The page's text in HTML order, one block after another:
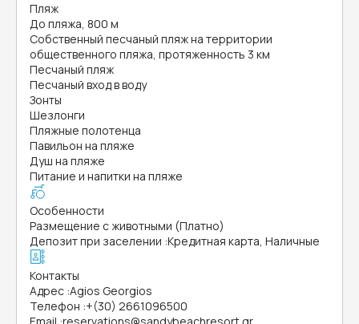
Пляж
До пляжа, 800 м
Собственный песчаный пляж на территории
общественного пляжа, протяженность 3 км
Песчаный пляж
Песчаный вход в воду
Зонты
Шезлонги
Пляжные полотенца
Павильон на пляже
Душ на пляже
Питание и напитки на пляже
Особенности
Размещение с животными (Платно)
Депозит при заселении :Кредитная карта, Наличные
Контакты
Адрес :Agios Georgios
Телефон :+(30) 2661096500